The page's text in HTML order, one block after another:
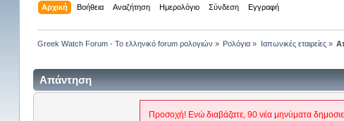
Αρχική Βοήθεια Αναζήτηση Ημερολόγιο Σύνδεση Εγγραφή
Greek Watch Forum - Το ελληνικό forum ρολογιών » Ρολόγια » Ιαπωνικές εταιρείες»
Απάντηση
Προσοχή! Ενώ διαβάζατε, 90 νέα μηνύματα